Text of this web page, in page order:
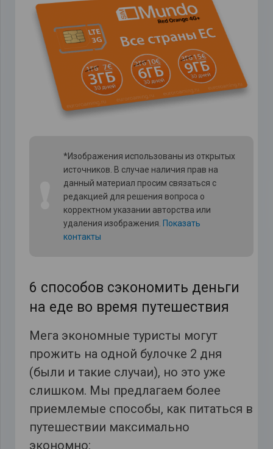
*Изображения использованы из открытых
источников. В случае наличия прав на
данный материал просим связаться с
редакцией для решения вопроса о
корректном указании авторства или
удаления изображения. Показать
контакты
6 способов сэкономить деньги
на еде во время путешествия
Мега экономные туристы могут
прожить на одной булочке 2 дня
(были и такие случаи), но это уже
слишком. Мы предлагаем более
приемлемые способы, как питаться в
путешествии максимально
экономно: